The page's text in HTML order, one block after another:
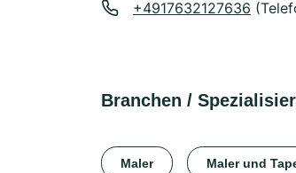
+4917632127636
Branchen /
Maler Maler und